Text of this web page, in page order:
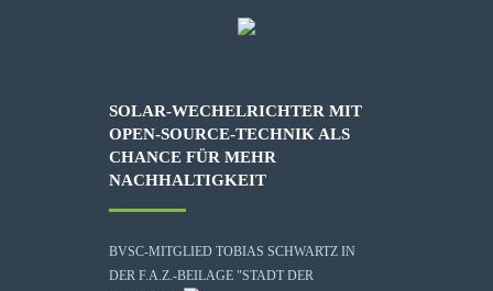
SOLAR-WECHELRICHTER MIT
OPEN-SOURCE-TECHNIK ALS
CHANCE FÜR MEHR
NACHHALTIGKEIT
BVSC-MITGLIED TOBIAS SCHWARTZ IN
DER F.A.Z.-BEILAGE "STADT DER